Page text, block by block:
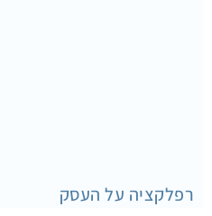
רפלקציה על העסק